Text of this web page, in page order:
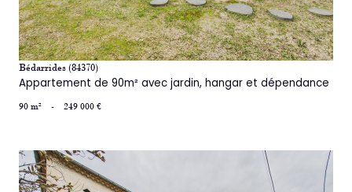
Bédarrides (84370)
Appartement de 90m² avec jardin, hangar et dépendance
90 m² - 249 000 €